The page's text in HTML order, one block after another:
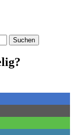
Suchen